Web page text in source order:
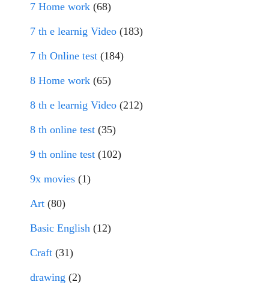
7 Home work (68)
7 th e learnig Video (183)
7 th Online test (184)
8 Home work (65)
8 th e learnig Video (212)
8 th online test (35)
9 th online test (102)
9x movies (1)
Art (80)
Basic English (12)
Craft (31)
drawing (2)